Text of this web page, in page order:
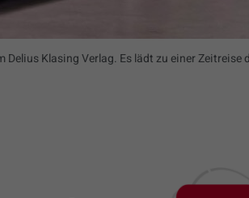
Klasing Verlag. Es lädt zu einer Zeitreise